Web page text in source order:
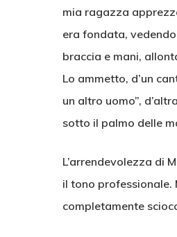
mia ragazza
era fondata,
braccia e mani,
Lo ammetto, d’un
un altro uomo”,
sotto il palmo delle
L’arrendevolezza di
il tono professionale.
completamente